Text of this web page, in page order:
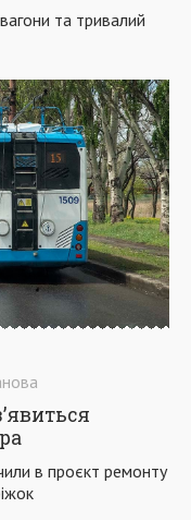
та тривалий
в проєкт ремонту